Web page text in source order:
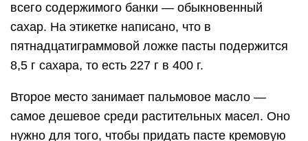
всего содержимого банки — обыкновенный
сахар. На этикетке написано, что в
пятнадцатиграммовой ложке пасты подержится
8,5 г сахара, то есть 227 г в 400 г.
Второе место занимает пальмовое масло —
самое дешевое среди растительных масел. Оно
нужно для того, чтобы придать пасте кремовую